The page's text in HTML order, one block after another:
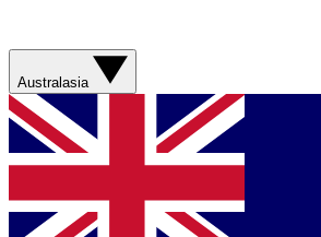
Australasia